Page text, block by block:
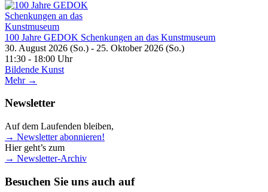
100 Jahre GEDOK Schenkungen an das Kunstmuseum
30. August 2026 (So.) - 25. Oktober 2026 (So.)
11:30 - 18:00 Uhr
Bildende Kunst
Mehr →
Newsletter
Auf dem Laufenden bleiben,
→ Newsletter abonnieren!
Hier geht’s zum
→ Newsletter-Archiv
Besuchen Sie uns auch auf